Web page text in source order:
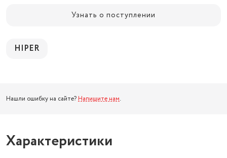
Узнать о поступлении
HIPER
Нашли ошибку на сайте? Напишите нам.
Характеристики